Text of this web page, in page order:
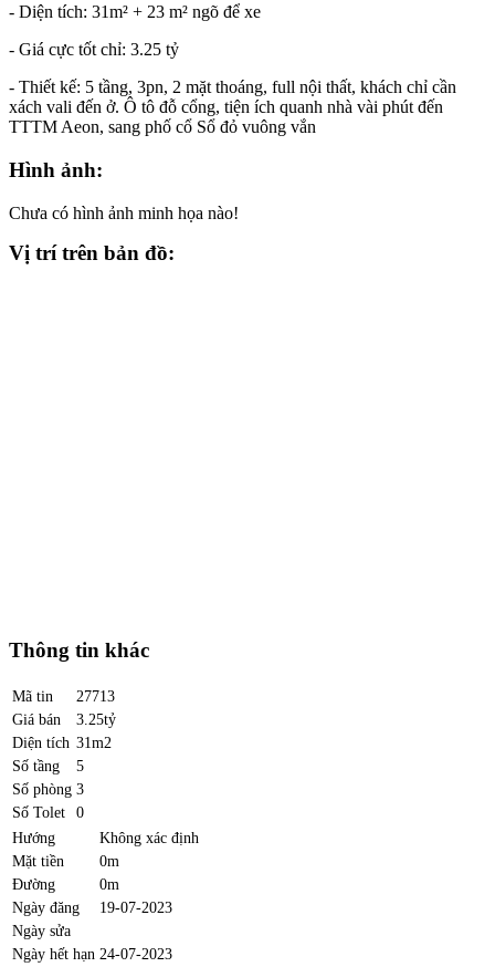
- Diện tích: 31m² + 23 m² ngõ để xe
- Giá cực tốt chỉ: 3.25 tỷ
- Thiết kế: 5 tầng, 3pn, 2 mặt thoáng, full nội thất, khách chỉ cần
xách vali đến ở. Ô tô đỗ cổng, tiện ích quanh nhà vài phút đến
TTTM Aeon, sang phố cổ Sổ đỏ vuông vắn
Hình ảnh:
Chưa có hình ảnh minh họa nào!
Vị trí trên bản đồ:
Thông tin khác
Mã tin
27713
Giá bán
3.25tỷ
Diện tích 31m2
Số tầng
5
Số phòng 3
Số Tolet
0
Hướng
Không xác định
Mặt tiền
0m
Đường
0m
Ngày đăng
19-07-2023
Ngày sửa
Ngày hết hạn 24-07-2023